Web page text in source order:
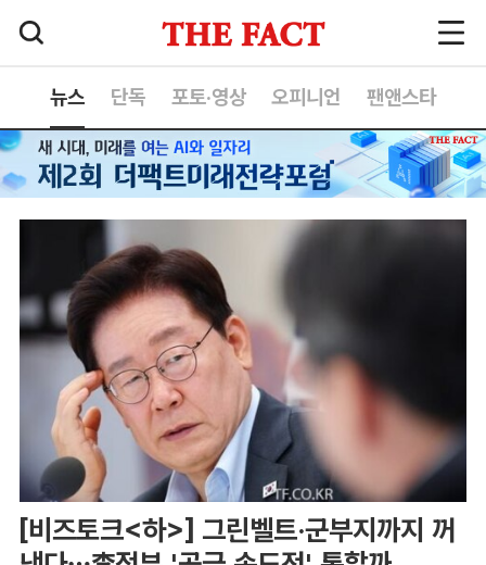
뉴스 단독 포토·영상 오피니언 팬앤스타
[비즈토크<하>] 그린벨트·군부지까지 꺼